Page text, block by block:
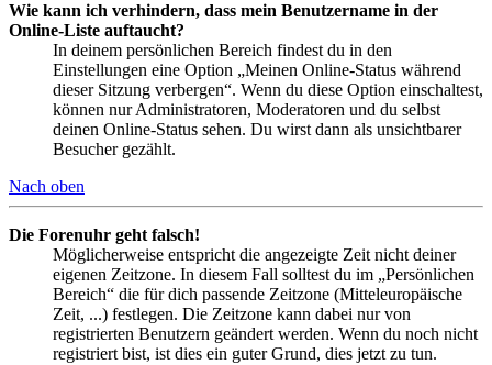
Wie kann ich verhindern, dass mein Benutzername in der
Online-Liste auftaucht?
In deinem persönlichen Bereich findest du in den
Einstellungen eine Option „Meinen Online-Status während
dieser Sitzung verbergen“. Wenn du diese Option einschaltest,
können nur Administratoren, Moderatoren und du selbst
deinen Online-Status sehen. Du wirst dann als unsichtbarer
Besucher gezählt.
Nach oben
Die Forenuhr geht falsch!
Möglicherweise entspricht die angezeigte Zeit nicht deiner
eigenen Zeitzone. In diesem Fall solltest du im „Persönlichen
Bereich“ die für dich passende Zeitzone (Mitteleuropäische
Zeit, ...) festlegen. Die Zeitzone kann dabei nur von
registrierten Benutzern geändert werden. Wenn du noch nicht
registriert bist, ist dies ein guter Grund, dies jetzt zu tun.